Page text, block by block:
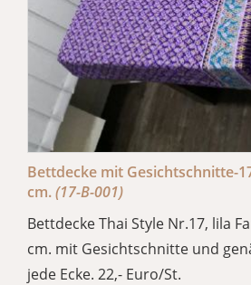
Bettdecke mit Gesichtschnitte-
cm.(17-B-001)
Bettdecke Thai Style Nr.17, lila
cm. mit Gesichtschnitte und
jede Ecke. 22,- Euro/St.